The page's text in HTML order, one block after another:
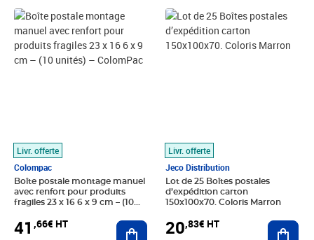
Livr. offerte
Colompac
Boîte postale montage manuel
avec renfort pour produits
fragiles 23 x 16 6 x 9 cm – (10
41 ,66€ HT
Prix 41,66€ HT
Ajouter au panier
Livr. offerte
Jeco Distribution
Lot de 25 Boîtes postales
d’expédition carton
150x100x70. Coloris Marron
20,83€ HT
Prix 20,83€ HT